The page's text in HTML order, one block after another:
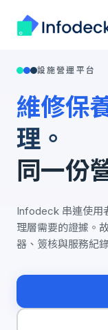
設施營運平台
維修保
理。
同一份
Infodeck 串連使用
理層需要的證據。
器、簽核與服務紀